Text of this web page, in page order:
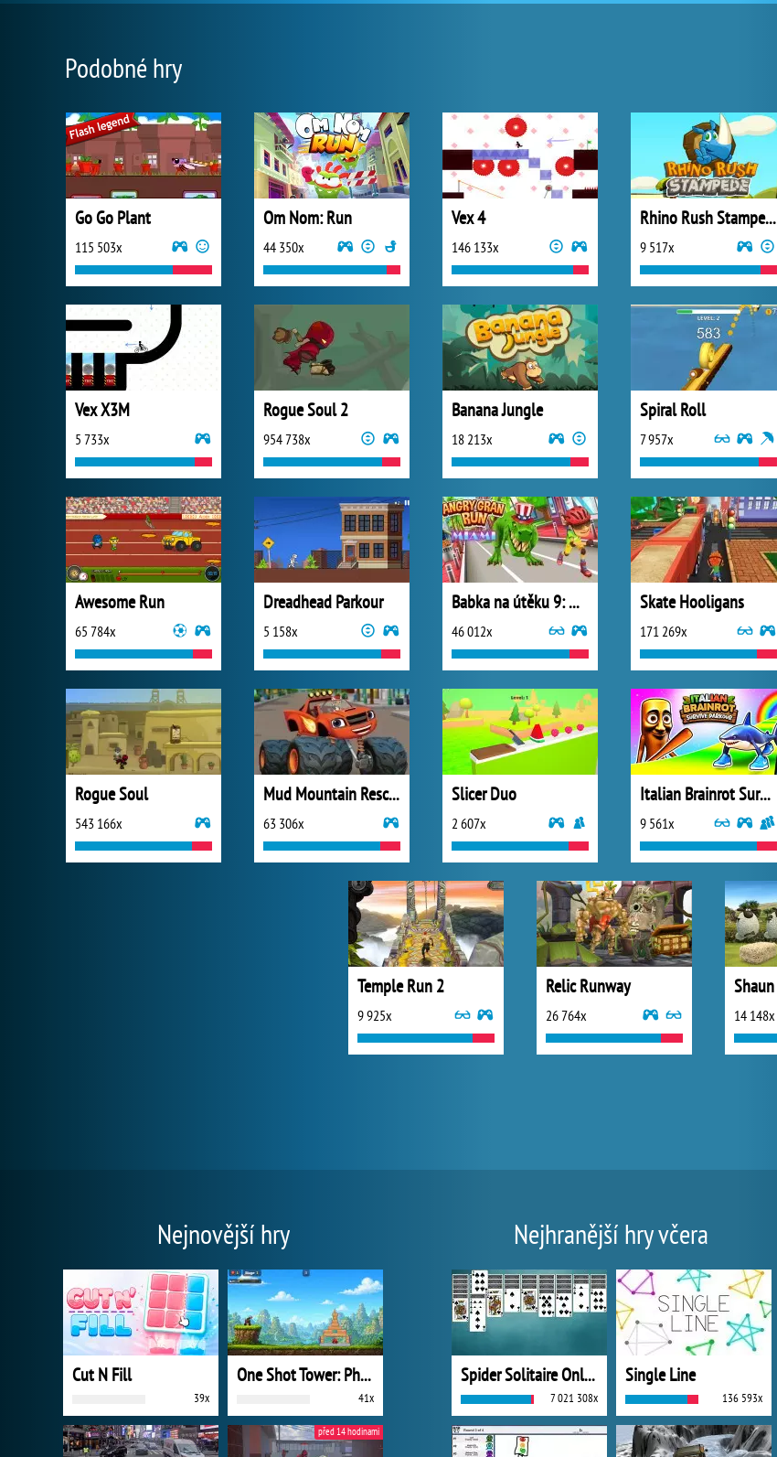
Podobné hry
Go Go Plant
115 503x
Om Nom: Run
44 350x
Vex 4
146 133x
Rhino Rush Stampede Online
9 517x
Vex X3M
5 733x
Rogue Soul 2
954 738x
Banana Jungle
18 213x
Spiral Roll
7 957x
Awesome Run
65 784x
Dreadhead Parkour
5 158x
Babka na útěku 9: Miami
46 012x
Skate Hooligans
171 269x
Rogue Soul
543 166x
Mud Mountain Rescue
63 306x
Slicer Duo
2 607x
Italian Brainrot Survive Parkour
9 561x
Temple Run 2
9 925x
Relic Runway
26 764x 14 148x
Nejnovější hry
Cut N Fill
39x
One Shot Tower: Physics Destroyer
41x
před 14 hodinami
Nejhranější hry včera
Spider Solitaire Online
7 021 308x
Single Line
136 593x